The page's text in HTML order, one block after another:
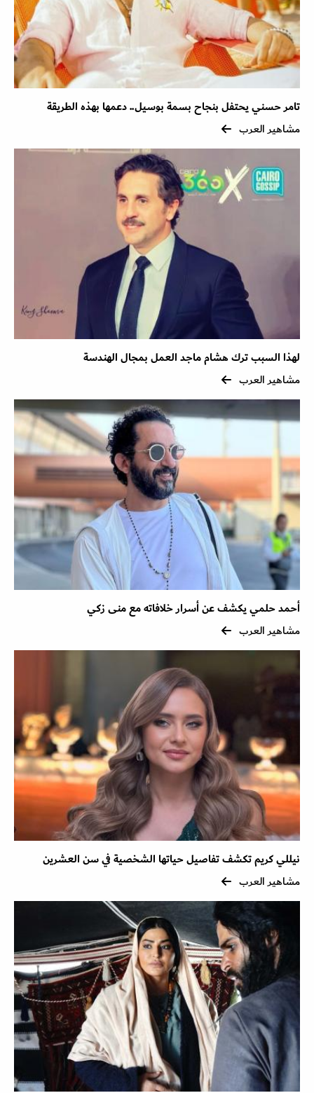
تامر حسني يحتفل بنجاح بسمة بوسيل.. دعمها بهذه الطريقة
مشاهير العرب
لهذا السبب ترك هشام ماجد العمل بمجال الهندسة
مشاهير العرب
أحمد حلمي يكشف عن أسرار خلافاته مع منى زكي
مشاهير العرب
نيللي كريم تكشف تفاصيل حياتها الشخصية في سن العشرين
مشاهير العرب